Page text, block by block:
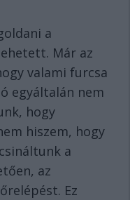
a
Már az
valami furcsa
egyáltalán nem
hogy
hiszem, hogy
a
az
Ez